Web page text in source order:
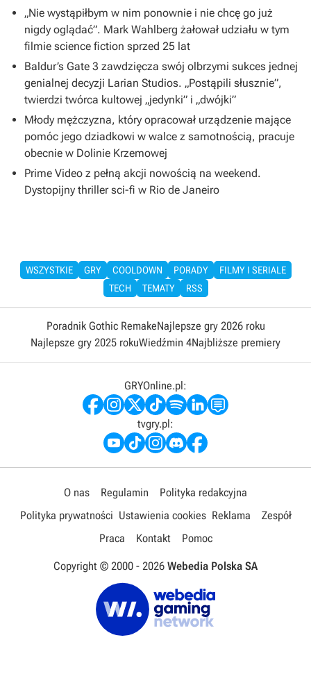
„Nie wystąpiłbym w nim ponownie i nie chcę go już
nigdy oglądać”. Mark Wahlberg żałował udziału w tym
filmie science fiction sprzed 25 lat
Baldur’s Gate 3 zawdzięcza swój olbrzymi sukces jednej
genialnej decyzji Larian Studios. „Postąpili słusznie”,
twierdzi twórca kultowej „jedynki” i „dwójki”
Młody mężczyzna, który opracował urządzenie mające
pomóc jego dziadkowi w walce z samotnością, pracuje
obecnie w Dolinie Krzemowej
Prime Video z pełną akcji nowością na weekend.
Dystopijny thriller sci-fi w Rio de Janeiro
WSZYSTKIE GRY COOLDOWN PORADY
FILMY I SERIALE
TECH
TEMATY RSS
Poradnik Gothic RemakeNajlepsze gry 2026 roku
Najlepsze gry 2025 rokuWiedźmin 4Najbliższe premiery
GRYOnline.pl:
tvgry.pl:
O nas Regulamin
Polityka redakcyjna
Polityka prywatności Ustawienia cookies Reklama
Zespół
Praca
Kontakt Pomoc
Copyright © 2000 - 2026 Webedia Polska SA